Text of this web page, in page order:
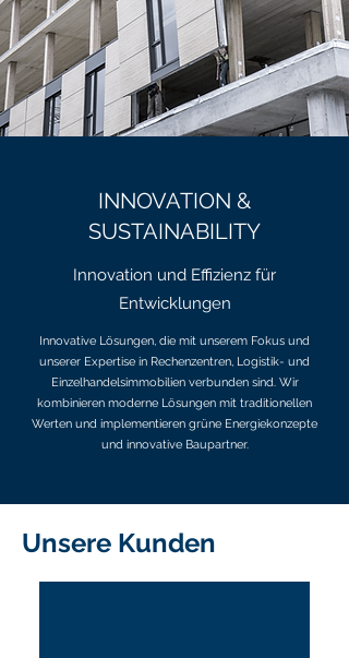
INNOVATION &
SUSTAINABILITY
Innovation und Effizienz für
Entwicklungen
Innovative Lösungen, die mit unserem Fokus und
unserer Expertise in Rechenzentren, Logistik- und
Einzelhandelsimmobilien verbunden sind. Wir
kombinieren moderne Lösungen mit traditionellen
Werten und implementieren grüne Energiekonzepte
und innovative Baupartner.
Unsere Kunden